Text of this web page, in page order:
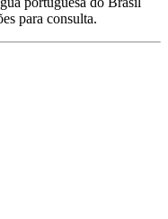
para consulta.